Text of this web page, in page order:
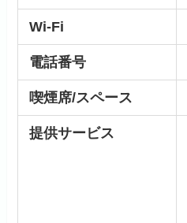
Wi-Fi
電話番号
喫煙席/スペース
提供サービス